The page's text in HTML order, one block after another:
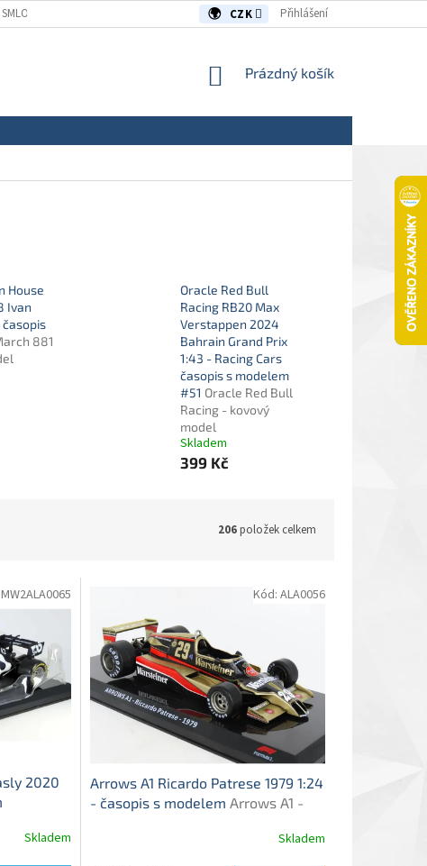
REKLAMACE CZK Přihlášení
NÁKUPNÍ
Prázdný košík
House
Ivan
časopis
881
Oracle Red Bull
Racing RB20 Max
Verstappen 2024
Bahrain Grand Prix
1:43 - Racing Cars
časopis s modelem
#51 Oracle Red Bull
Racing - kovový
model
Skladem
399 Kč
206položek celkem
2020
Skladem
MW2ALA0065
Arrows A1 Ricardo Patrese 1979 1:24
- časopis s modelem Arrows A1 -
Skladem
Kód: ALA0056